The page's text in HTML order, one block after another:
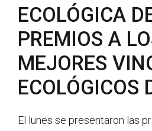
ECOLÓGICA
PREMIOS A
MEJORES
ECOLÓGICOS
El lunes se presentaron las